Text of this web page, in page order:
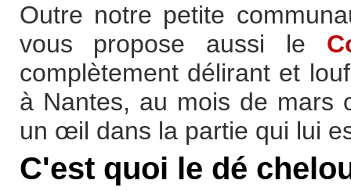
Outre notre petite
vous propose aussi le
complètement délirant et
à Nantes, au mois de mars
un œil dans la partie qui lui
C'est quoi le dé